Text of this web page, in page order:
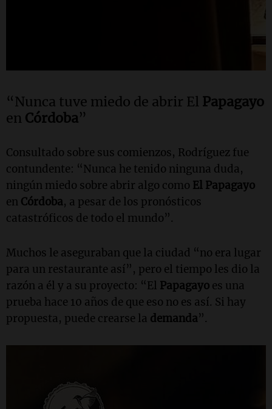
“Nunca tuve miedo de abrir El Papagayo
en Córdoba”
Consultado sobre sus comienzos, Rodríguez fue
contundente: “Nunca he tenido ninguna duda,
ningún miedo sobre abrir algo como El Papagayo
en Córdoba, a pesar de los pronósticos
catastróficos de todo el mundo”.
Muchos le aseguraban que la ciudad “no era lugar
para un restaurante así”, pero el tiempo les dio la
razón a él y a su proyecto: “El Papagayo es una
prueba hace 10 años de que eso no es así. Si hay
propuesta, puede crearse la demanda”.